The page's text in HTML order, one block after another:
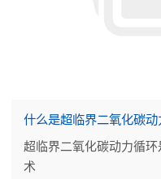
什么是超临界二氧化碳动
超临界二氧化碳动力循
术